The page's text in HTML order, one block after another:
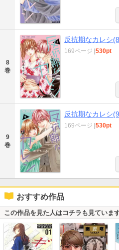
8
巻
反抗期なカレシ
169ページ |530pt
9
巻
反抗期なカレシ
169ページ |530pt
おすすめ作品
この作品を見た人はコチラも見ていま